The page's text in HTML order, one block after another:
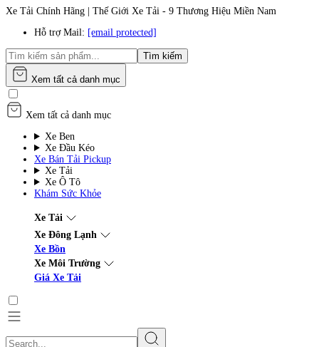
Xe Tải Chính Hãng | Thế Giới Xe Tải - 9 Thương Hiệu Miền Nam
Hỗ trợ Mail: [email protected]
Tìm kiếm
Xem tất cả danh mục
Xem tất cả danh mục
Xe Ben
Xe Đầu Kéo
Xe Bán Tải Pickup
Xe Tải
Xe Ô Tô
Khám Sức Khỏe
Xe Tải
Xe Đông Lạnh
Xe Bồn
Xe Môi Trường
Giá Xe Tải